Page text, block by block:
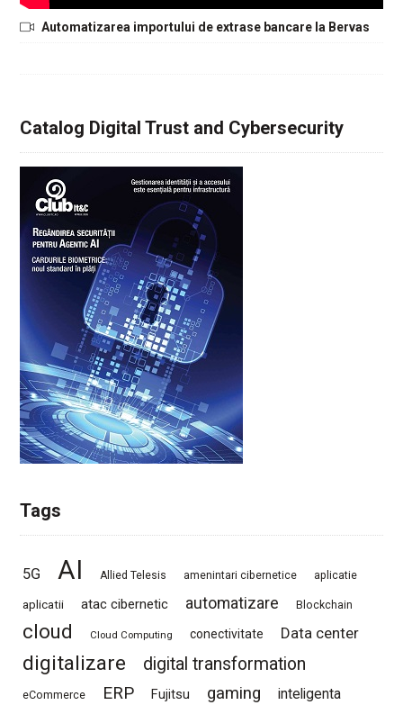
Automatizarea importului de extrase bancare la Bervas
Catalog Digital Trust and Cybersecurity
Tags
5G AI Allied Telesis amenintari cibernetice aplicatie
aplicatii atac cibernetic automatizare Blockchain
cloud Cloud Computing conectivitate Data center
digitalizare digital transformation
eCommerce ERP Fujitsu gaming
inteligenta